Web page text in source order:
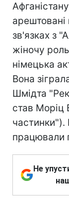
зв'язках з
жіночу
німецька
Вона
Шмідта
став Моріц
частинки").
працювали
Не